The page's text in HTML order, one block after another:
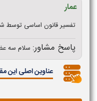
عمار
تفسیر قانون اساسی توسط
پاسخ مشاور: سلام سه عضو اصلی و یک یا دو عضو علی البدل
عناوین اصلی این